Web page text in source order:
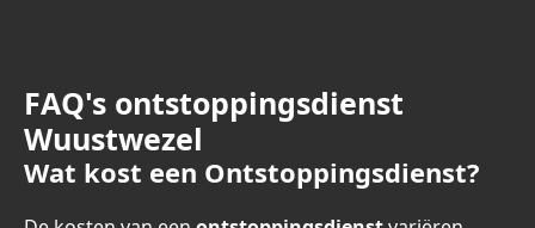
FAQ's ontstoppingsdienst
Wuustwezel
Wat kost een Ontstoppingsdienst?